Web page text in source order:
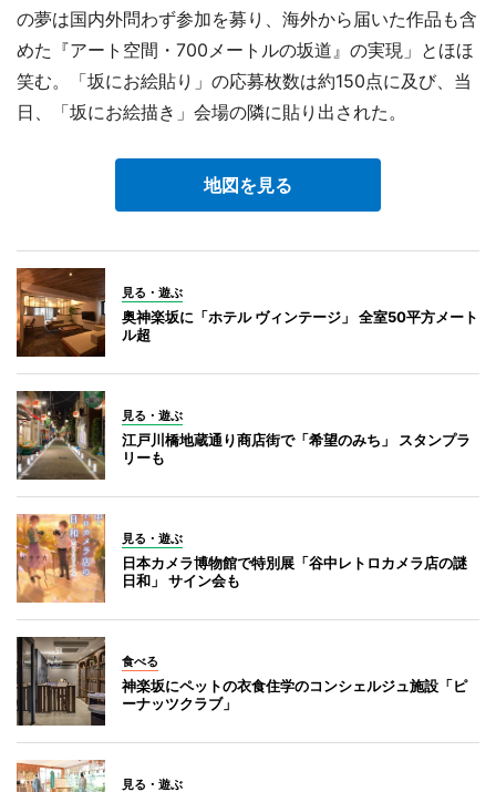
の夢は国内外問わず参加を募り、海外から届いた作品も含
めた『アート空間・700メートルの坂道』の実現」とほほ
笑む。「坂にお絵貼り」の応募枚数は約150点に及び、当
日、「坂にお絵描き」会場の隣に貼り出された。
地図を見る
見る・遊ぶ
奥神楽坂に「ホテル ヴィンテージ」 全室50平方メート
ル超
見る・遊ぶ
江戸川橋地蔵通り商店街で「希望のみち」 スタンプラ
リーも
見る・遊ぶ
日本カメラ博物館で特別展「谷中レトロカメラ店の謎
日和」 サイン会も
食べる
神楽坂にペットの衣食住学のコンシェルジュ施設「ピ
ーナッツクラブ」
見る・遊ぶ